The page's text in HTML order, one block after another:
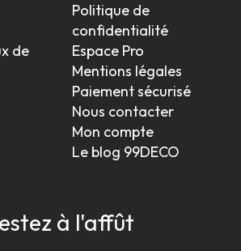
de
Politique de
confidentialité
Espace Pro
Mentions légales
Paiement sécurisé
Nous contacter
Mon compte
Le blog 99DECO
à l'affût